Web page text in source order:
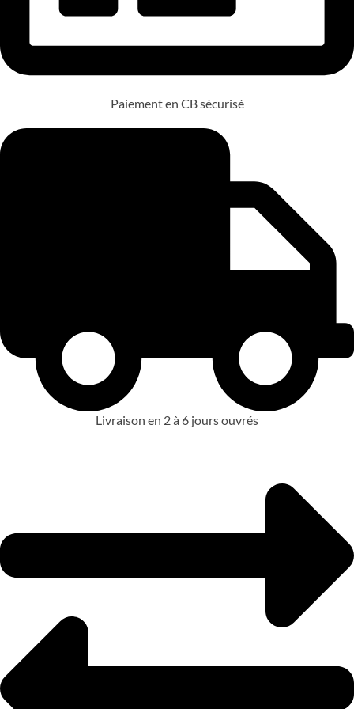
Paiement en CB sécurisé
Livraison en 2 à 6 jours ouvrés